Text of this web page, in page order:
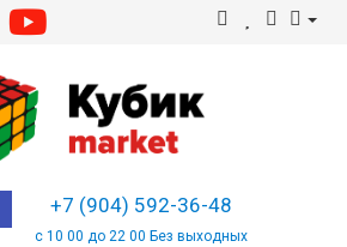
+7 (904) 592-36-48
с 10 00 до 22 00 Без выходных